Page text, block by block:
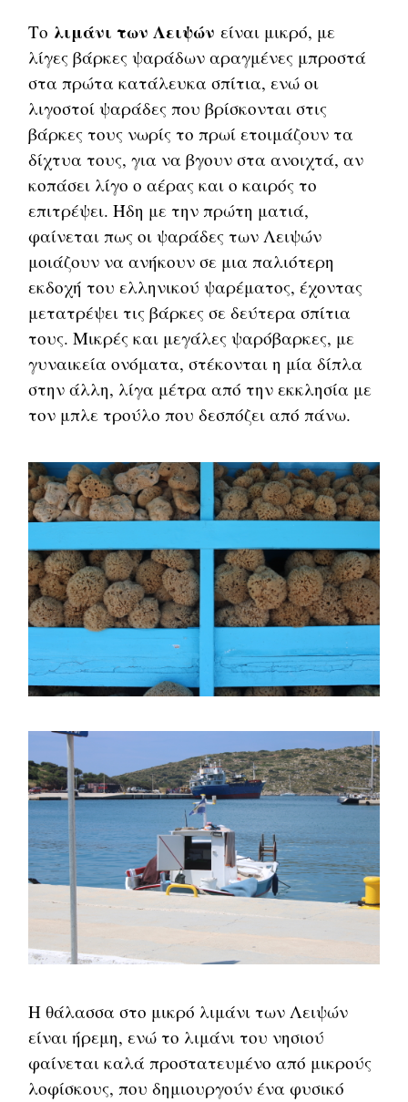
Το λιμάνι των Λειψώνείναι μικρό, με
λίγες βάρκες ψαράδων αραγμένες μπροστά
στα πρώτα κατάλευκα σπίτια, ενώ οι
λιγοστοί ψαράδες που βρίσκονται στις
βάρκες τους νωρίς το πρωί ετοιμάζουν τα
δίχτυα τους, για να βγουν στα ανοιχτά, αν
κοπάσει λίγο ο αέρας και ο καιρός το
επιτρέψει. Ήδη με την πρώτη ματιά,
φαίνεται πως οι ψαράδες των Λειψών
μοιάζουν να ανήκουν σε μια παλιότερη
εκδοχή του ελληνικού ψαρέματος, έχοντας
μετατρέψει τις βάρκες σε δεύτερα σπίτια
τους. Μικρές και μεγάλες ψαρόβαρκες, με
γυναικεία ονόματα, στέκονται η μία δίπλα
στην άλλη, λίγα μέτρα από την εκκλησία με
τον μπλε τρούλο που δεσπόζει από πάνω.
Η θάλασσα στο μικρό λιμάνι των Λειψών
είναι ήρεμη, ενώ το λιμάνι του νησιού
φαίνεται καλά προστατευμένο από μικρούς
λοφίσκους, που δημιουργούν ένα φυσικό